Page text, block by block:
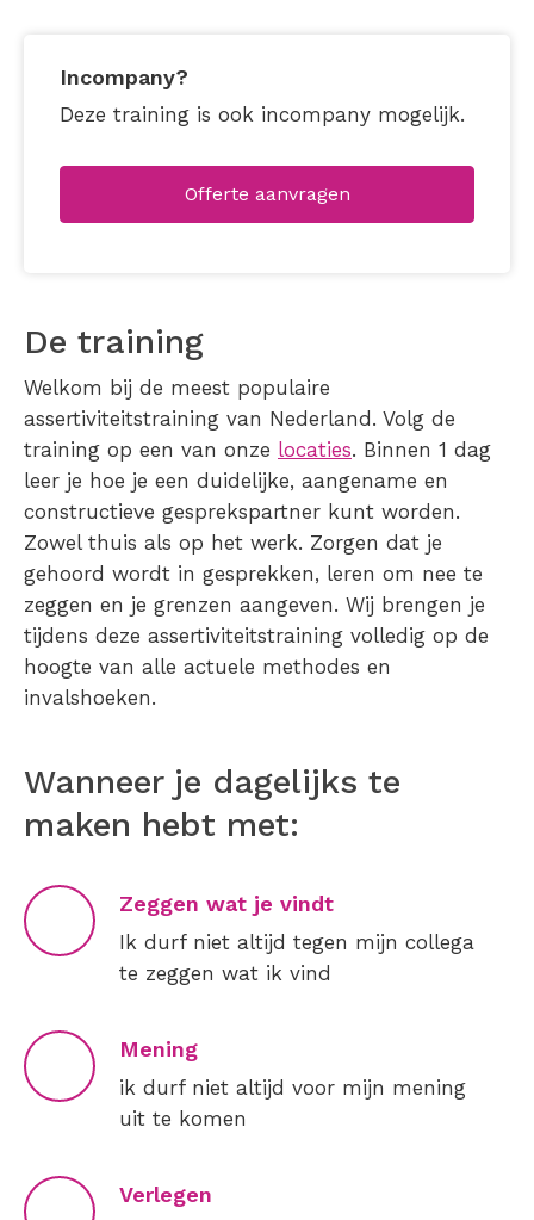
De training
Welkom bij de meest populaire
assertiviteitstraining van Nederland. Volg de
training op een van onze locaties. Binnen 1 dag
leer je hoe je een duidelijke, aangename en
constructieve gesprekspartner kunt worden.
Zowel thuis als op het werk. Zorgen dat je
gehoord wordt in gesprekken, leren om nee te
zeggen en je grenzen aangeven. Wij brengen je
tijdens deze assertiviteitstraining volledig op de
hoogte van alle actuele methodes en
invalshoeken.
Wanneer je dagelijks te
maken hebt met:
Zeggen wat je vindt
Ik durf niet altijd tegen mijn collega
te zeggen wat ik vind
Mening
ik durf niet altijd voor mijn mening
uit te komen
Verlegen
Incompany?
Deze training is ook incompany mogelijk.
Offerte aanvragen